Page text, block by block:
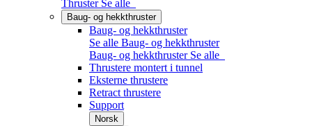
Thruster Se alle
Baug- og hekkthruster
Baug- og hekkthruster
Se alle Baug- og hekkthruster
Baug- og hekkthruster Se alle
Thrustere montert i tunnel
Eksterne thrustere
Retract thrustere
Support
Norsk